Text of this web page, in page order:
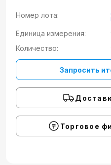
Номер лота:
Единица измерения:
Количество:
Запросить
Торговое